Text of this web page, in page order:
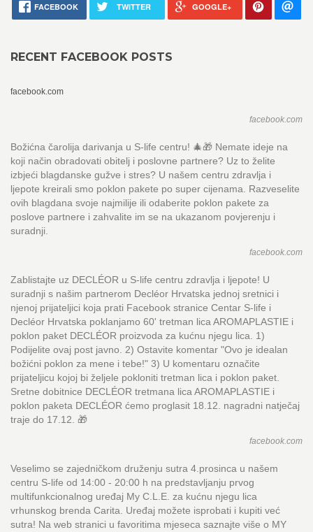
FACEBOOK TWITTER GOOGLE+
RECENT FACEBOOK POSTS
facebook.com
facebook.com
Božićna čarolija darivanja u S-life centru! 🎄🎁 Nemate ideje na
koji način obradovati obitelj i poslovne partnere? Uz to želite
izbjeći blagdanske gužve i stres? U našem centru zdravlja i
ljepote kreirali smo poklon pakete po super cijenama. Razveselite
ovih blagdana svoje najmilije ili odaberite poklon pakete za
poslove partnere i zahvalite im se na ukazanom povjerenju i
suradnji.
facebook.com
Zablistajte uz DECLÉOR u S-life centru zdravlja i ljepote! U
suradnji s našim partnerom Decléor Hrvatska jednoj sretnici i
njenoj prijateljici koja prati Facebook stranice Centar S-life i
Decléor Hrvatska poklanjamo 60' tretman lica AROMAPLASTIE i
poklon paket DECLÉOR proizvoda za kućnu njegu lica. 1)
Podijelite ovaj post javno. 2) Ostavite komentar "Ovo je idealan
božićni poklon za mene i tebe!" 3) U komentaru označite
prijateljicu kojoj bi željele pokloniti tretman lica i poklon paket.
Sretne dobitnice DECLÉOR tretmana lica AROMAPLASTIE i
poklon paketa DECLÉOR ćemo proglasit 18.12. nagradni natječaj
traje do 17.12. 🎁
facebook.com
Veselimo se zajedničkom druženju sutra 4.prosinca u našem
centru S-life od 14:00 - 20:00 h na predstavljanju prvog
multifunkcionalnog uređaj My C.L.E. za kućnu njegu lica
vrhunskog brenda Carita. Uređaj možete isprobati i kupiti već
sutra! Na web stranici u favoritima mjeseca saznajte više o MY